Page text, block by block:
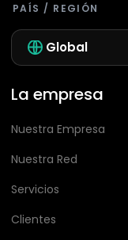
PAÍS / REGIÓN
Global
La empresa
Nuestra Empresa
Nuestra Red
Servicios
Clientes